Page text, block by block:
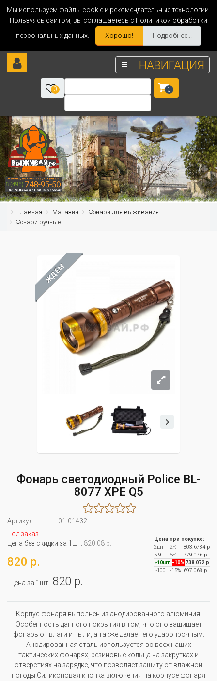
Мы используем файлы cookie и рекомендательные технологии.
Пользуясь сайтом, вы соглашаетесь с Политикой обработки
персональных данных.
Хорошо! Подробнее...
НАВИГАЦИЯ
0 0
Главная Магазин
Фонари для выживания
Фонари ручные
ЖДЁМ
Фонарь светодиодный Police BL-
8077 XPE Q5
Артикул:
01-01432
Под заказ
Цена без скидки за 1шт: 820.08 р.
820 р.
Цена за 1шт: 820 р.
Цена при покупке:
2шт
-2%
803.6784 р
5-9
-5%
779.076 р
>10шт -10% 738.072 р
>100
-15% 697.068 р
Корпус фонаря выполнен из анодированного алюминия.
Особенность данного покрытия в том, что оно защищает
фонарь от влаги и пыли, а также делает его ударопрочным.
Анодированная сталь используется во всех наших
тактических фонарях, резиновые кольца на закрутках и
отверстиях на зарядке, что позволяет защиту от влажной
погоды.Силиконовая кнопка включения на корпусе фонаря